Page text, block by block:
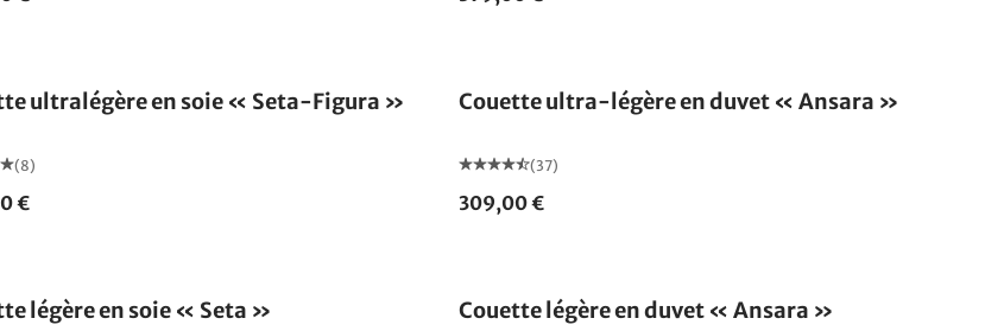
ultralégère en soie « Seta-Figura »
(8)
€
Couette ultra-légère en duvet « Ansara »
(37)
309,00 €
légère en soie « Seta » Couette légère en duvet « Ansara »